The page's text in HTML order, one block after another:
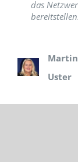
das
bereitstellen.
Uster